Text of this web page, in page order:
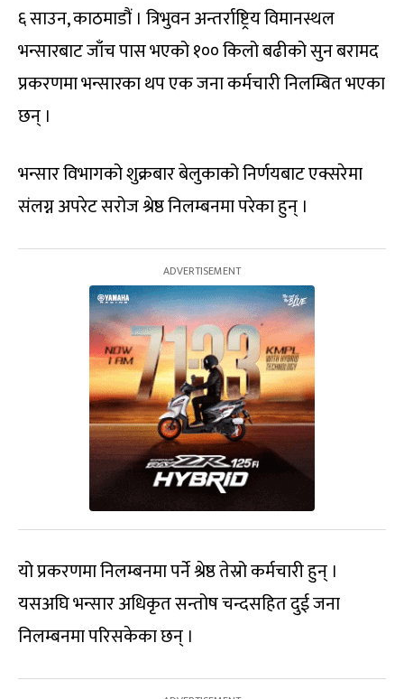
६ साउन, काठमाडौं । त्रिभुवन अन्तर्राष्ट्रिय विमानस्थल
भन्सारबाट जाँच पास भएको १०० किलो बढीको सुन बरामद
प्रकरणमा भन्सारका थप एक जना कर्मचारी निलम्बित भएका
छन् ।
भन्सार विभागको शुक्रबार बेलुकाको निर्णयबाट एक्सरेमा
संलग्न अपरेट सरोज श्रेष्ठ निलम्बनमा परेका हुन् ।
यो प्रकरणमा निलम्बनमा पर्ने श्रेष्ठ तेस्रो कर्मचारी हुन् ।
यसअघि भन्सार अधिकृत सन्तोष चन्दसहित दुई जना
निलम्बनमा परिसकेका छन् ।